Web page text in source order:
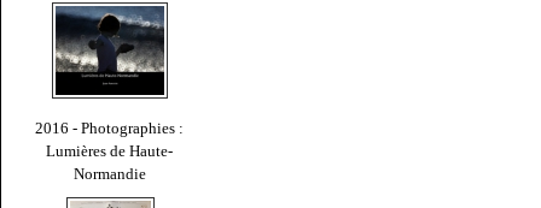
2016 - Photographies :
Lumières de Haute-
Normandie